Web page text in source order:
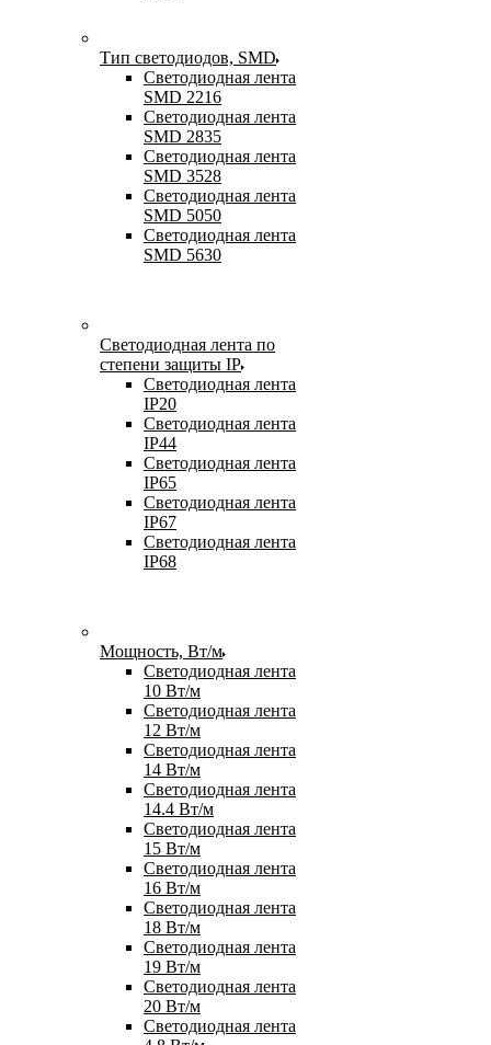
Тип светодиодов, SMD
Cветодиодная лента
SMD 2216
Светодиодная лента
SMD 2835
Светодиодная лента
SMD 3528
Светодиодная лента
SMD 5050
Светодиодная лента
SMD 5630
Светодиодная лента по
степени защиты IP
Светодиодная лента
IP20
Светодиодная лента
IP44
Светодиодная лента
IP65
Светодиодная лента
IP67
Светодиодная лента
IP68
Мощность, Вт/м
Светодиодная лента
10 Вт/м
Светодиодная лента
12 Вт/м
Светодиодная лента
14 Вт/м
Светодиодная лента
14.4 Вт/м
Светодиодная лента
15 Вт/м
Светодиодная лента
16 Вт/м
Светодиодная лента
18 Вт/м
Светодиодная лента
19 Вт/м
Светодиодная лента
20 Вт/м
Светодиодная лента